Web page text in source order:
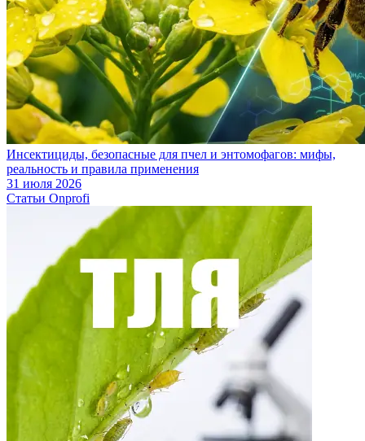
Инсектициды, безопасные для пчел и энтомофагов: мифы,
реальность и правила применения
31 июля 2026
Статьи Onprofi